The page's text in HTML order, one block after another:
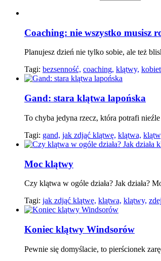
Coaching: nie wszystko musisz
Planujesz dzień nie tylko sobie, ale też
Tagi: bezsenność, coaching, klątwy,
Gand: stara klątwa lapońska
To chyba jedyna rzecz, która potrafi
Tagi: gand, jak zdjąć klątwę, klątwa,
Moc klątwy
Czy klątwa w ogóle działa? Jak działa?
Tagi: jak zdjąć klątwę, klątwa, klątwy,
Koniec klątwy Windsorów
Pewnie się domyślacie, to pierścionek